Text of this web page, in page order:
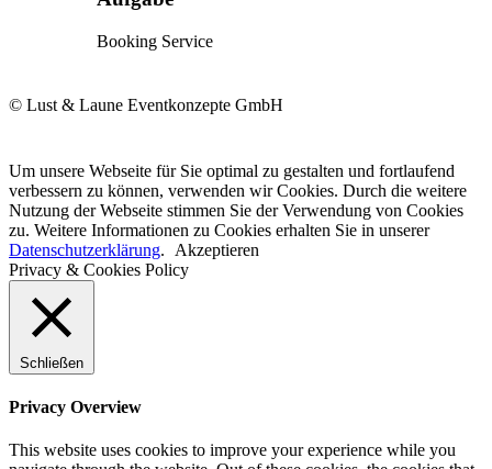
Booking Service
© Lust & Laune Eventkonzepte GmbH
Um unsere Webseite für Sie optimal zu gestalten und fortlaufend
verbessern zu können, verwenden wir Cookies. Durch die weitere
Nutzung der Webseite stimmen Sie der Verwendung von Cookies
zu. Weitere Informationen zu Cookies erhalten Sie in unserer
Datenschutzerklärung.
Akzeptieren
Privacy & Cookies Policy
Schließen
Privacy Overview
This website uses cookies to improve your experience while you